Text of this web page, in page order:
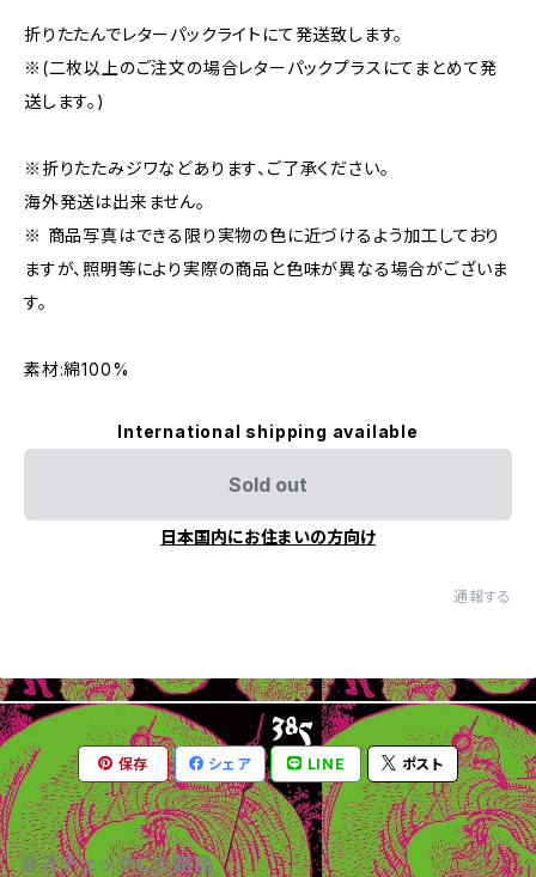
折りたたんでレターパックライトにて発送致します。
※(二枚以上のご注文の場合レターパックプラスにてまとめて発
送します。)
※折りたたみジワなどあります、ご了承ください。
海外発送は出来ません。
※ 商品写真はできる限り実物の色に近づけるよう加工しており
ますが、照明等により実際の商品と色味が異なる場合がございま
す。
素材:綿100%
International shipping available
Sold out
日本国内にお住まいの方向け
通報する
保存 シェア LINE ポスト
最近チェックした商品